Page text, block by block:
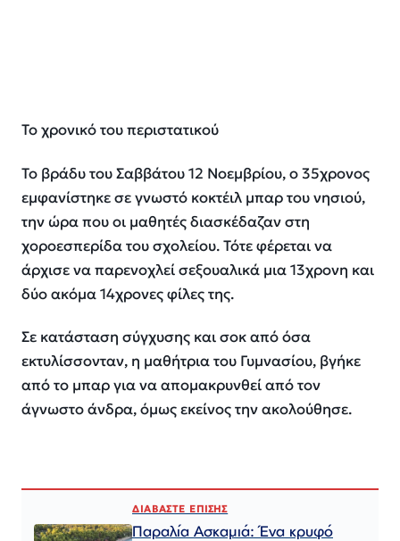
Το χρονικό του περιστατικού
Το βράδυ του Σαββάτου 12 Νοεμβρίου, ο 35χρονος
εμφανίστηκε σε γνωστό κοκτέιλ μπαρ του νησιού,
την ώρα που οι μαθητές διασκέδαζαν στη
χοροεσπερίδα του σχολείου. Τότε φέρεται να
άρχισε να παρενοχλεί σεξουαλικά μια 13χρονη και
δύο ακόμα 14χρονες φίλες της.
Σε κατάσταση σύγχυσης και σοκ από όσα
εκτυλίσσονταν, η μαθήτρια του Γυμνασίου, βγήκε
από το μπαρ για να απομακρυνθεί από τον
άγνωστο άνδρα, όμως εκείνος την ακολούθησε.
ΔΙΑΒΑΣΤΕ ΕΠΙΣΗΣ
Παραλία Ασκαμιά: Ένα κρυφό